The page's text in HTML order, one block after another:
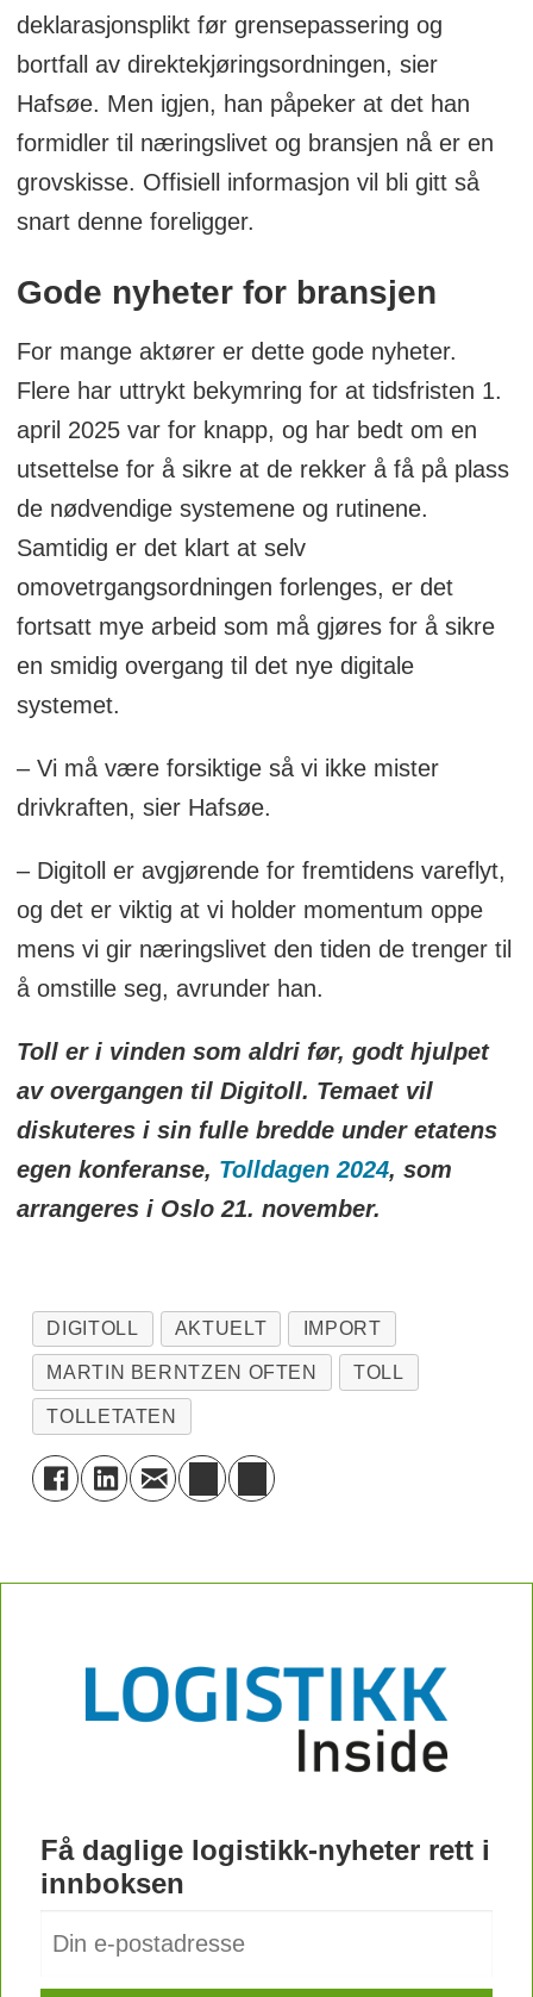
I praksis er det tollagerholdere som
gjennom sin tollagerbevilling har søkt og
fått tillatelse fra Tolletaten til å
direktekjøre varer til mottaker,
istedenfor å legge varene inn på et
tollager. Tollagerholder godsregistrerer
den måten ansvar for varene frem til
deklarering er skjedd og varene er gått
over til fri disponering.
deklarasjonsplikt før grensepassering og
bortfall av direktekjøringsordningen, sier
Hafsøe. Men igjen, han påpeker at det han
formidler til næringslivet og bransjen nå er en
grovskisse. Offisiell informasjon vil bli gitt så
snart denne foreligger.
Gode nyheter for bransjen
For mange aktører er dette gode nyheter.
Flere har uttrykt bekymring for at tidsfristen 1.
april 2025 var for knapp, og har bedt om en
utsettelse for å sikre at de rekker å få på plass
de nødvendige systemene og rutinene.
Samtidig er det klart at selv
omovetrgangsordningen forlenges, er det
fortsatt mye arbeid som må gjøres for å sikre
en smidig overgang til det nye digitale
systemet.
– Vi må være forsiktige så vi ikke mister
drivkraften, sier Hafsøe.
– Digitoll er avgjørende for fremtidens vareflyt,
og det er viktig at vi holder momentum oppe
mens vi gir næringslivet den tiden de trenger til
å omstille seg, avrunder han.
Toll er i vinden som aldri før, godt hjulpet
av overgangen til Digitoll. Temaet vil
diskuteres i sin fulle bredde under etatens
egen konferanse, Tolldagen 2024, som
arrangeres i Oslo 21. november.
DIGITOLL AKTUELT IMPORT
MARTIN BERNTZEN OFTEN TOLL
TOLLETATEN
Få daglige logistikk-nyheter rett i
innboksen